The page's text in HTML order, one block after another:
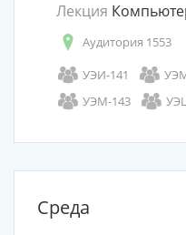
Лекция
Аудитория 1553
УЭИ-141
УЭМ-143
Среда